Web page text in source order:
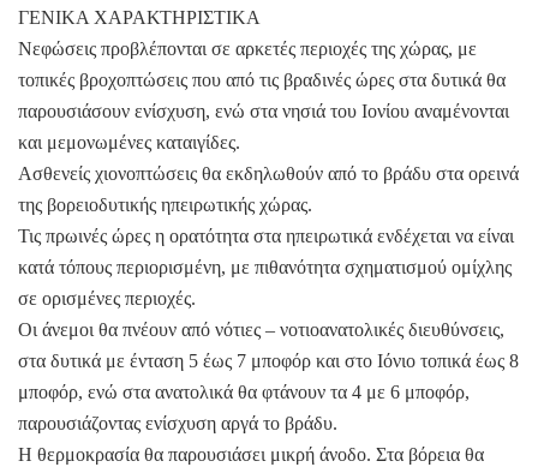
ΓΕΝΙΚΑ ΧΑΡΑΚΤΗΡΙΣΤΙΚΑ
Νεφώσεις προβλέπονται σε αρκετές περιοχές της χώρας, με
τοπικές βροχοπτώσεις που από τις βραδινές ώρες στα δυτικά θα
παρουσιάσουν ενίσχυση, ενώ στα νησιά του Ιονίου αναμένονται
και μεμονωμένες καταιγίδες.
Ασθενείς χιονοπτώσεις θα εκδηλωθούν από το βράδυ στα ορεινά
της βορειοδυτικής ηπειρωτικής χώρας.
Τις πρωινές ώρες η ορατότητα στα ηπειρωτικά ενδέχεται να είναι
κατά τόπους περιορισμένη, με πιθανότητα σχηματισμού ομίχλης
σε ορισμένες περιοχές.
Οι άνεμοι θα πνέουν από νότιες – νοτιοανατολικές διευθύνσεις,
στα δυτικά με ένταση 5 έως 7 μποφόρ και στο Ιόνιο τοπικά έως 8
μποφόρ, ενώ στα ανατολικά θα φτάνουν τα 4 με 6 μποφόρ,
παρουσιάζοντας ενίσχυση αργά το βράδυ.
Η θερμοκρασία θα παρουσιάσει μικρή άνοδο. Στα βόρεια θα